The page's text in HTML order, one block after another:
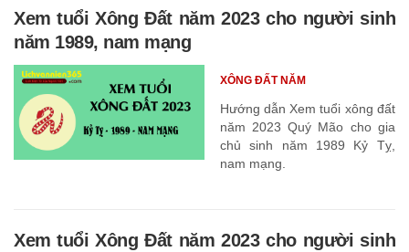
Xem tuổi Xông Đất năm 2023 cho người sinh
năm 1989, nam mạng
Hướng dẫn Xem tuổi xông đất
năm 2023 Quý Mão cho gia
chủ sinh năm 1989 Kỷ Tỵ,
nam mạng.
XÔNG ĐẤT NĂM
Xem tuổi Xông Đất năm 2023 cho người sinh